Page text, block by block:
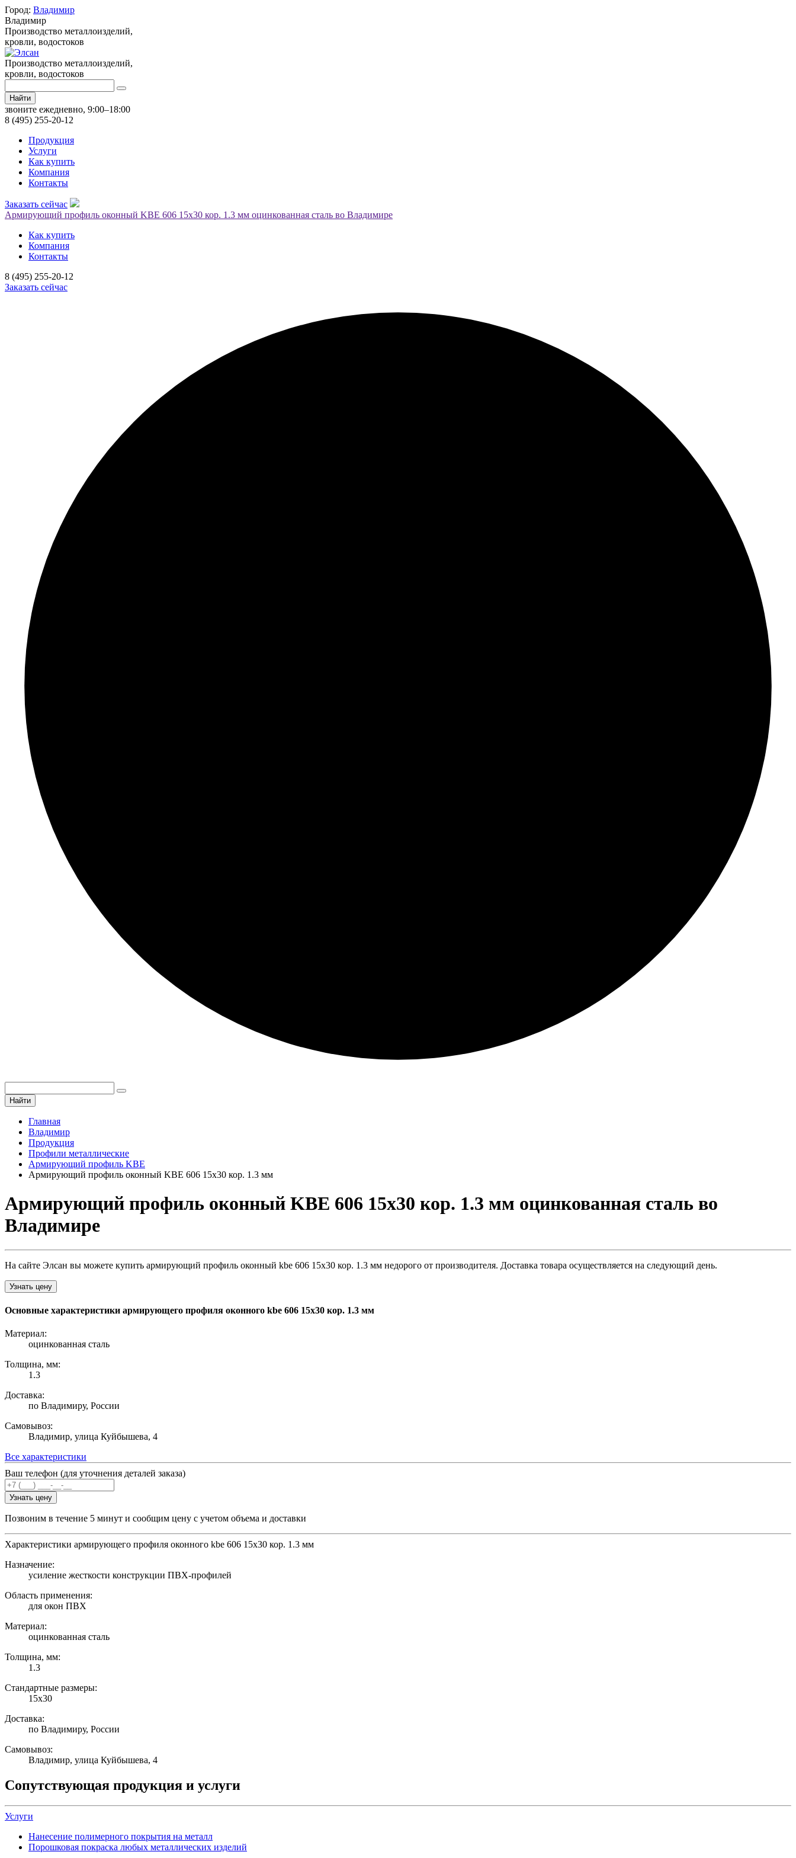
Город: Владимир
Владимир
Производство металлоизделий,
кровли, водостоков
Производство металлоизделий,
кровли, водостоков
Найти
звоните ежедневно, 9:00–18:00
8 (495) 255-20-12
Продукция
Услуги
Как купить
Компания
Контакты
Заказать сейчас
Армирующий профиль оконный KBE 606 15х30 кор. 1.3 мм оцинкованная сталь во Владимире
Как купить
Компания
Контакты
8 (495) 255-20-12
Заказать сейчас
Найти
Главная
Владимир
Продукция
Профили металлические
Армирующий профиль KBE
Армирующий профиль оконный KBE 606 15х30 кор. 1.3 мм
Армирующий профиль оконный KBE 606 15х30 кор. 1.3 мм оцинкованная сталь во
Владимире
На сайте Элсан вы можете купить армирующий профиль оконный kbe 606 15х30 кор. 1.3 мм недорого от производителя. Доставка товара осуществляется на следующий день.
Узнать цену
Основные характеристики армирующего профиля оконного kbe 606 15х30 кор. 1.3 мм
Материал:
оцинкованная сталь
Толщина, мм:
1.3
Доставка:
по Владимиру, России
Самовывоз:
Владимир, улица Куйбышева, 4
Все характеристики
Ваш телефон (для уточнения деталей заказа)
Узнать цену
Позвоним в течение 5 минут и сообщим цену с учетом объема и доставки
Характеристики армирующего профиля оконного kbe 606 15х30 кор. 1.3 мм
Назначение:
усиление жесткости конструкции ПВХ-профилей
Область применения:
для окон ПВХ
Материал:
оцинкованная сталь
Толщина, мм:
1.3
Стандартные размеры:
15х30
Доставка:
по Владимиру, России
Самовывоз:
Владимир, улица Куйбышева, 4
Сопутствующая продукция и услуги
Услуги
Нанесение полимерного покрытия на металл
Порошковая покраска любых металлических изделий